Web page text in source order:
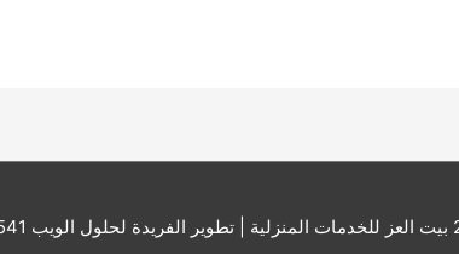
بيت العز للخدمات المنزلية | تطوير الفريدة لحلول الويب 201000173541+